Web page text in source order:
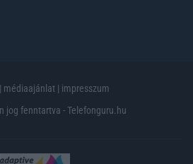
| médiaajánlat | impresszum
jog fenntartva - Telefonguru.hu